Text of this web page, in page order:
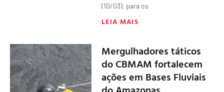
(10/03), para os
LEIA MAIS
Mergulhadores táticos
do CBMAM fortalecem
ações em Bases Fluviais